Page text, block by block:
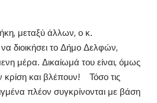
μεταξύ άλλων, ο κ.
διοικήσει το Δήμο Δελφών,
μέρα. Δικαίωμά του είναι, όμως
κρίση και βλέπουν!
Τόσο τις
πλέον συγκρίνονται με βάση